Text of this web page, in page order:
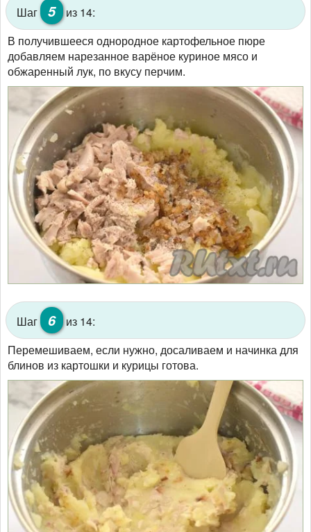
Шаг 5
из 14:
В получившееся однородное картофельное пюре
добавляем нарезанное варёное куриное мясо и
обжаренный лук, по вкусу перчим.
Шаг 6
из 14:
Перемешиваем, если нужно, досаливаем и начинка для
блинов из картошки и курицы готова.